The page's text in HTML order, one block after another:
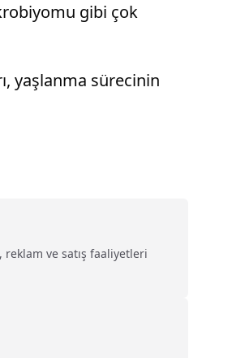
gibi çok
yaşlanma sürecinin
reklam ve satış faaliyetleri